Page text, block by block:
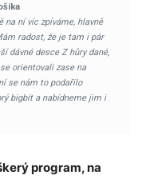
na ní víc zpíváme, hlavně
radost, že je tam i pár
dávné desce Z hůry dané,
orientovali zase na
se nám to podařilo
bigbít a nabídneme jim i
program, na